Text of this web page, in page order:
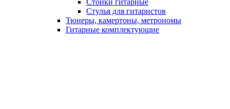
Стойки гитарные
Стулья для гитаристов
Тюнеры, камертоны, метрономы
Гитарные комплектующие